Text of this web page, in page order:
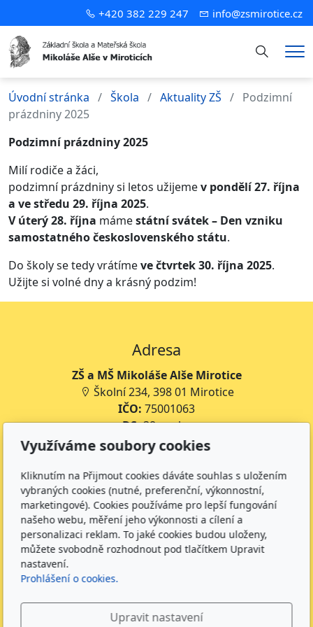
+420 382 229 247 info@zsmirotice.cz
Hledání
Úvodní stránka Škola Aktuality ZŠ
Podzimní
prázdniny 2025
Podzimní prázdniny 2025
Milí rodiče a žáci,
podzimní prázdniny si letos užijemev pondělí 27. října
a ve středu 29. října 2025.
V úterý 28. října mámestátní svátek – Den vzniku
samostatného československého státu.
Do školy se tedy vrátímeve čtvrtek 30. října 2025.
Užijte si volné dny a krásný podzim!
Adresa
ZŠ a MŠ Mikoláše Alše Mirotice
Školní 234, 398 01 Mirotice
IČO: 75001063
DS:38rmpke
Číslo účtu školy:35-643227399/0800
Číslo účtu jídelny:
Kontakt
+420 734 316 620 - Ředitel školy
+420 733 539 322 - Zástupce ředitele pro předškolní
vzdělávání
+420 733 539 324 - Školní jídelna
info@zsmirotice.cz
Využíváme soubory cookies
Kliknutím na Přijmout cookies dáváte souhlas s uložením
vybraných cookies (nutné, preferenční, výkonnostní,
marketingové). Cookies používáme pro lepší fungování
našeho webu, měření jeho výkonnosti a cílení a
personalizaci reklam. To jaké cookies budou uloženy,
můžete svobodně rozhodnout pod tlačítkem Upravit
nastavení.
Prohlášení o cookies.
Upravit nastavení